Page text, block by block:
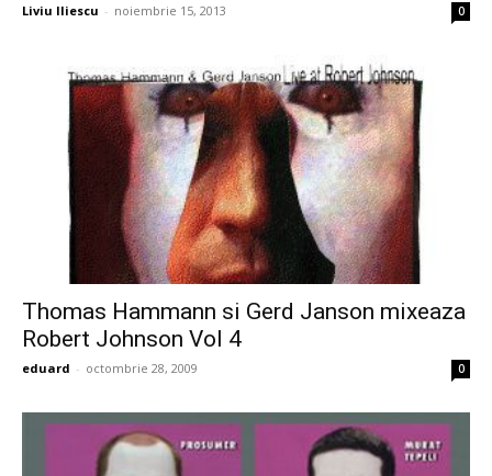
Liviu Iliescu - noiembrie 15, 2013 0
Thomas Hammann si Gerd Janson mixeaza
Robert Johnson Vol 4
eduard - octombrie 28, 2009 0